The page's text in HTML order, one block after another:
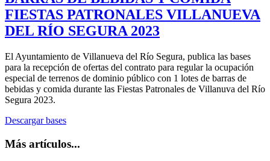
FIESTAS PATRONALES VILLANUEVA
DEL RÍO SEGURA 2023
El Ayuntamiento de Villanueva del Río Segura, publica las bases
para la recepción de ofertas del contrato para regular la ocupación
especial de terrenos de dominio público con 1 lotes de barras de
bebidas y comida durante las Fiestas Patronales de Villanuva del Río
Segura 2023.
Descargar bases
Más artículos...